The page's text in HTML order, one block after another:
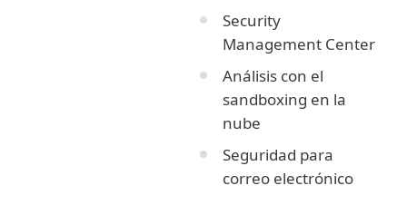
Security
Management Center
Análisis con el
sandboxing en la
nube
Seguridad para
correo electrónico